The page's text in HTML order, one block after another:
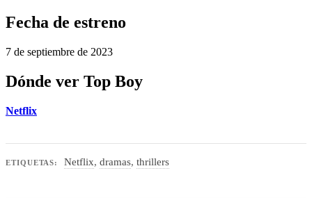
Fecha de estreno
7 de septiembre de 2023
Dónde ver Top Boy
Netflix
ETIQUETAS: Netflix, dramas, thrillers